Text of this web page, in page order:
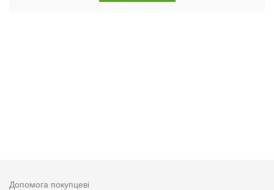
Допомога покупцеві